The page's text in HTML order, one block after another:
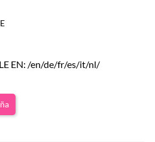
EN: /en/de/fr/es/it/nl/